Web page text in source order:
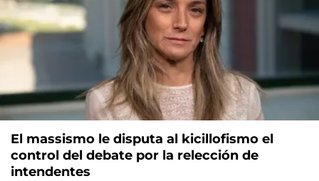
El massismo le disputa al kicillofismo el
control del debate por la relección de
intendentes